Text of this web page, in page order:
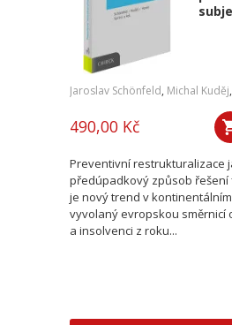
Jaroslav Schönfeld, Michal Kuděj,
490,00 Kč
Preventivní restrukturalizace
předúpadkový způsob řešení
je nový trend v
vyvolaný evropskou směrnicí
a insolvenci z roku...